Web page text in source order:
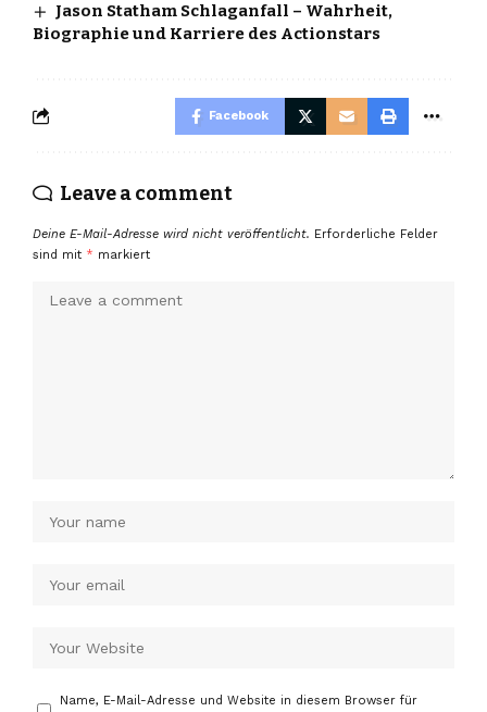
Jason Statham Schlaganfall – Wahrheit,
Biographie und Karriere des Actionstars
Facebook
Leave a comment
Deine E-Mail-Adresse wird nicht veröffentlicht. Erforderliche Felder
sind mit * markiert
Name, E-Mail-Adresse und Website in diesem Browser für